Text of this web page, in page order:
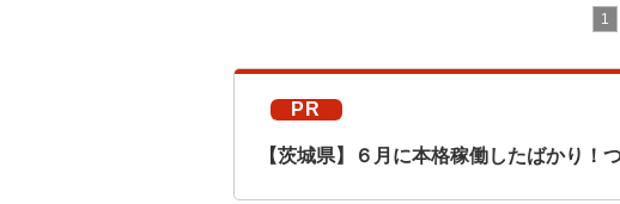
1
PR
【茨城県】６月に本格稼働したばかり